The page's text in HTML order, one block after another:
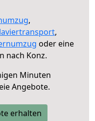
,
,
oder eine
nach Konz.
Minuten
Angebote.
erhalten